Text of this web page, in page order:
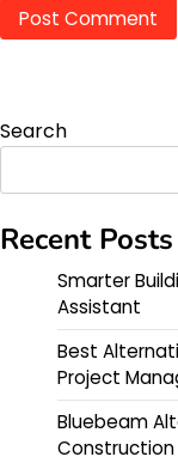
Search
Recent Posts
Smarter
Assistant
Best
Project
Bluebeam
Construction